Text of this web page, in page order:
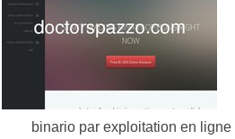
binario par exploitation en